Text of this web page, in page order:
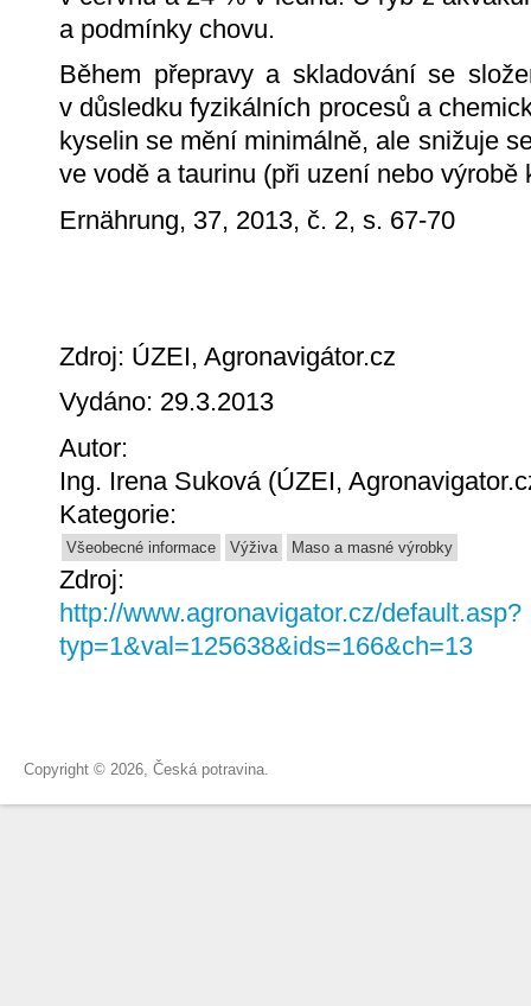
a podmínky chovu.
Během přepravy a skladování se
v důsledku fyzikálních procesů a
kyselin se mění minimálně, ale snižuje
ve vodě a taurinu (při uzení nebo výrobě
Ernährung, 37, 2013, č. 2, s. 67-70
Zdroj: ÚZEI, Agronavigátor.cz
Vydáno: 29.3.2013
Autor:
Ing. Irena Suková (ÚZEI,
Kategorie:
Všeobecné informace Výživa Maso a masné výrobky
Zdroj:
http://www.agronavigator.cz/default.asp?
typ=1&val=125638&ids=166&ch=13
Copyright © 2026, Česká potravina.